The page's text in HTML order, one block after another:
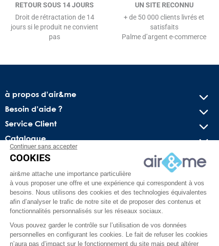
RETOUR SOUS 14 JOURS
Droit de rétractation de 14
jours si le produit ne convient
pas
UN SITE RECONNU
+ de 50 000 clients livrés et
satisfaits
Palme d’argent e-commerce
à propos d'air&me
Besoin d'aide ?
Service Client
Catalogue
Recevez nos offres spéciales !
Conseils pratiques, bons plans exclusifs et actus sur l’air
intérieur. Pas de spam, juré !
Continuer sans accepter
COOKIES
air&me attache une importance particulière
à vous proposer une offre et une expérience qui correspondent à vos
besoins. Nous utilisons des cookies et des technologies équivalentes
afin d’analyser le trafic de notre site et de proposer des contenus et
fonctionnalités personnalisés sur les réseaux sociaux.
Vous pouvez garder le contrôle sur l’utilisation de vos données
personnelles en configurant les cookies. Le fait de refuser les cookies
n’aura pas d’impact sur le fonctionnement du site mais peut altérer